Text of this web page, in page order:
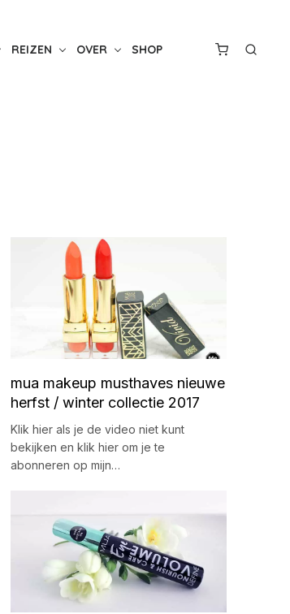
REIZEN OVER SHOP
mua makeup musthaves nieuwe
herfst / winter collectie 2017
Klik hier als je de video niet kunt
bekijken en klik hier om je te
abonneren op mijn…